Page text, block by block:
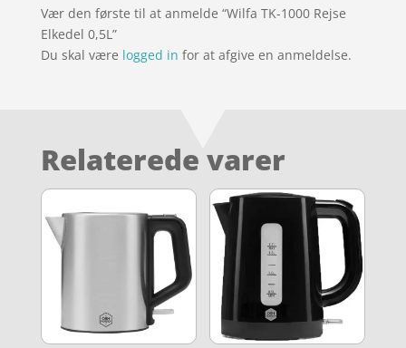
Vær den første til at anmelde “Wilfa TK-1000 Rejse
Elkedel 0,5L”
Du skal være logged in for at afgive en anmeldelse.
Relaterede varer